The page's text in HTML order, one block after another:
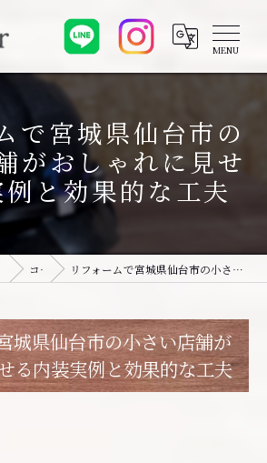
で宮城県仙台市の
がおしゃれに見せ
と効果的な工夫
コラム リフォームで宮城県仙台市の小さい店舗がおしゃれに見せる内装実例と効果的な工夫
城県仙台市の小さい店舗が
る内装実例と効果的な工夫